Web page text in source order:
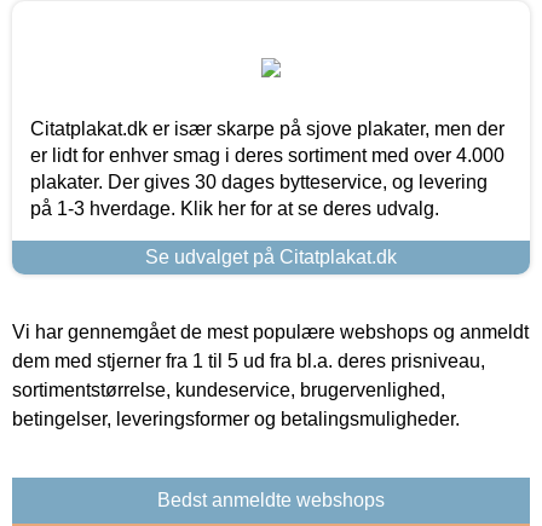
Citatplakat.dk er især skarpe på sjove plakater, men der
er lidt for enhver smag i deres sortiment med over 4.000
plakater. Der gives 30 dages bytteservice, og levering
på 1-3 hverdage. Klik her for at se deres udvalg.
Se udvalget på Citatplakat.dk
Vi har gennemgået de mest populære webshops og anmeldt
dem med stjerner fra 1 til 5 ud fra bl.a. deres prisniveau,
sortimentstørrelse, kundeservice, brugervenlighed,
betingelser, leveringsformer og betalingsmuligheder.
Bedst anmeldte webshops